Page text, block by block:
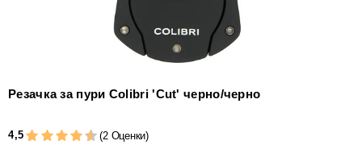
Резачка за пури Colibri 'Cut' черно/черно
4,5 (2 Оценки)